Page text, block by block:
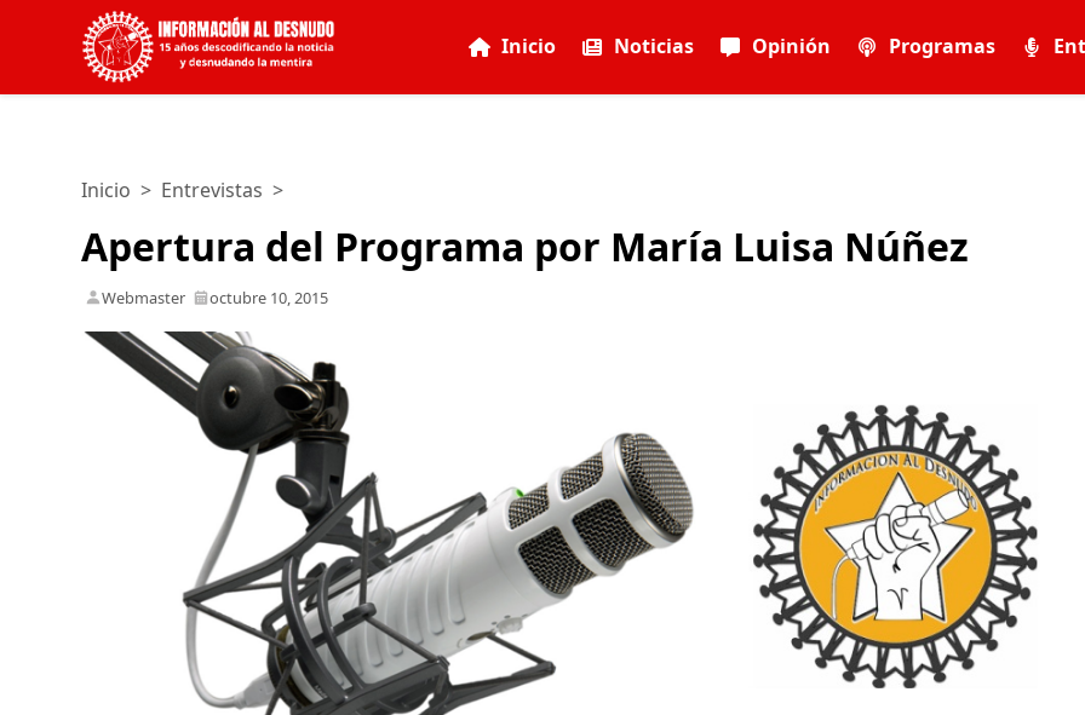
Inicio Noticias Opinión Programas
Inicio > Entrevistas >
Apertura del Programa por María Luisa Núñez
Webmaster octubre 10, 2015